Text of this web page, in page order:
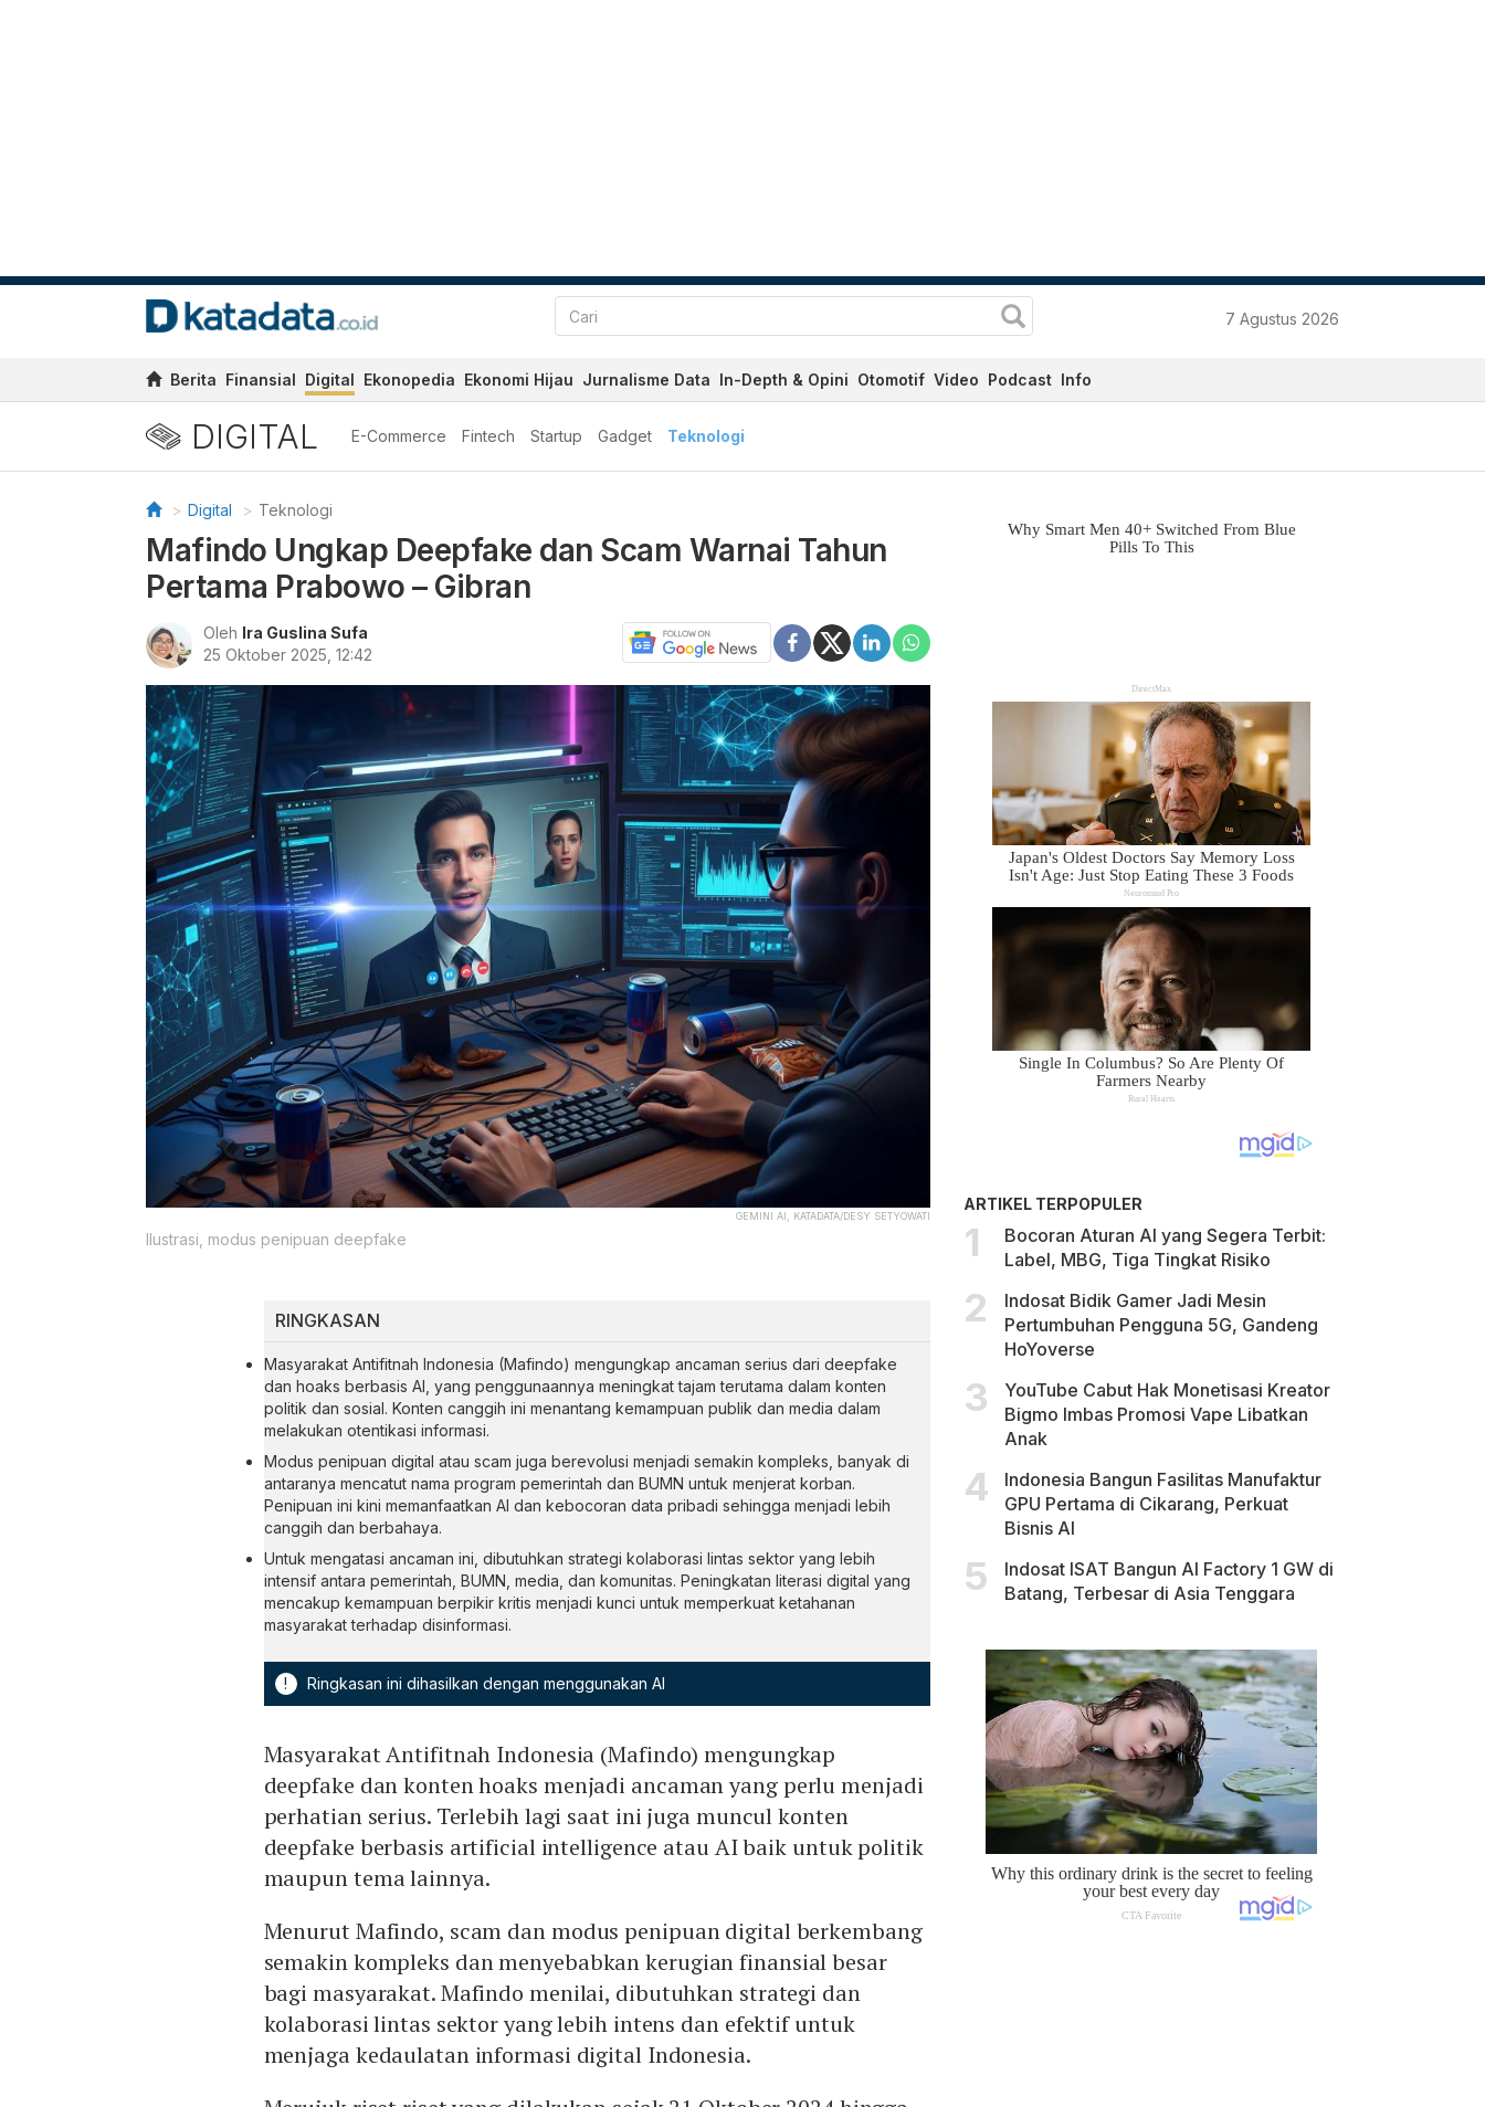
7 Agustus 2026
Berita Finansial Digital Ekonopedia Ekonomi Hijau Jurnalisme Data In-Depth & Opini Otomotif Video Podcast Info
DIGITAL E-Commerce Fintech Startup Gadget Teknologi
Digital Teknologi
Mafindo Ungkap Deepfake dan Scam Warnai Tahun
Pertama Prabowo – Gibran
Oleh Ira Guslina Sufa
25 Oktober 2025, 12:42
GEMINI AI, KATADATA/DESY SETYOWATI
Ilustrasi, modus penipuan deepfake
RINGKASAN
Masyarakat Antifitnah Indonesia (Mafindo) mengungkap ancaman serius dari deepfake
dan hoaks berbasis AI, yang penggunaannya meningkat tajam terutama dalam konten
politik dan sosial. Konten canggih ini menantang kemampuan publik dan media dalam
melakukan otentikasi informasi.
Modus penipuan digital atau scam juga berevolusi menjadi semakin kompleks, banyak di
antaranya mencatut nama program pemerintah dan BUMN untuk menjerat korban.
Penipuan ini kini memanfaatkan AI dan kebocoran data pribadi sehingga menjadi lebih
canggih dan berbahaya.
Untuk mengatasi ancaman ini, dibutuhkan strategi kolaborasi lintas sektor yang lebih
intensif antara pemerintah, BUMN, media, dan komunitas. Peningkatan literasi digital yang
mencakup kemampuan berpikir kritis menjadi kunci untuk memperkuat ketahanan
masyarakat terhadap disinformasi.
! Ringkasan ini dihasilkan dengan menggunakan AI
Masyarakat Antifitnah Indonesia (Mafindo) mengungkap
deepfake dan konten hoaks menjadi ancaman yang perlu menjadi
perhatian serius. Terlebih lagi saat ini juga muncul konten
deepfake berbasis artificial intelligence atau AI baik untuk politik
maupun tema lainnya.
Menurut Mafindo, scam dan modus penipuan digital berkembang
semakin kompleks dan menyebabkan kerugian finansial besar
bagi masyarakat. Mafindo menilai, dibutuhkan strategi dan
kolaborasi lintas sektor yang lebih intens dan efektif untuk
menjaga kedaulatan informasi digital Indonesia.
ARTIKEL TERPOPULER
Bocoran Aturan AI yang Segera Terbit:
Label, MBG, Tiga Tingkat Risiko
Indosat Bidik Gamer Jadi Mesin
Pertumbuhan Pengguna 5G, Gandeng
HoYoverse
YouTube Cabut Hak Monetisasi Kreator
Bigmo Imbas Promosi Vape Libatkan
Anak
Indonesia Bangun Fasilitas Manufaktur
GPU Pertama di Cikarang, Perkuat
Bisnis AI
Indosat ISAT Bangun AI Factory 1 GW di
Batang, Terbesar di Asia Tenggara